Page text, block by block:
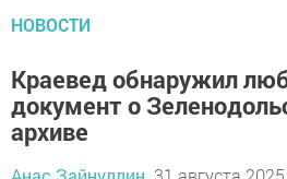
НОВОСТИ
Краевед обнаружил
документ о
архиве